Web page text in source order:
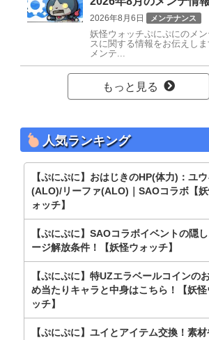
2026年8月6日 メンテナンス
妖怪ウォッチぷにぷにのメ
スに関する情報をお伝えしま
メンテ...
もっと見る
人気ランキング
【ぷにぷに】おはじきのHP(体力)：ユウ
(ALO)/リーファ(ALO)｜SAOコラボ【
ォッチ】
【ぷにぷに】SAOコラボイベントの隠
ージ解放条件！【妖怪ウォッチ】
【ぷにぷに】特UZエラベールコインの
め当たりキャラと中身はこちら！【妖怪
ッチ】
【ぷにぷに】ユイとアイテム交換！素